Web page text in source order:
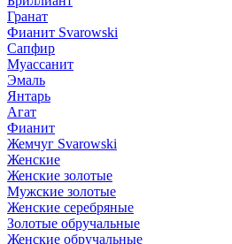
Гранат
Фианит Svarowski
Сапфир
Муассанит
Эмаль
Янтарь
Агат
Фианит
Жемчуг Svarowski
Женские
Женские золотые
Мужские золотые
Женские серебряные
Золотые обручальные
Женские обручальные